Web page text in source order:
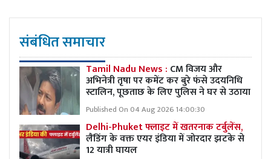
संबंधित समाचार
Tamil Nadu News : CM विजय और
अभिनेत्री तृषा पर कमेंट कर बुरे फंसे उदयनिधि
स्टालिन, पूछताछ के लिए पुलिस ने घर से उठाया
Published On 04 Aug 2026 14:00:30
Delhi-Phuket फ्लाइट में खतरनाक टर्बुलेंस,
लैंडिंग के वक्त एयर इंडिया में जोरदार झटके से
12 यात्री घायल